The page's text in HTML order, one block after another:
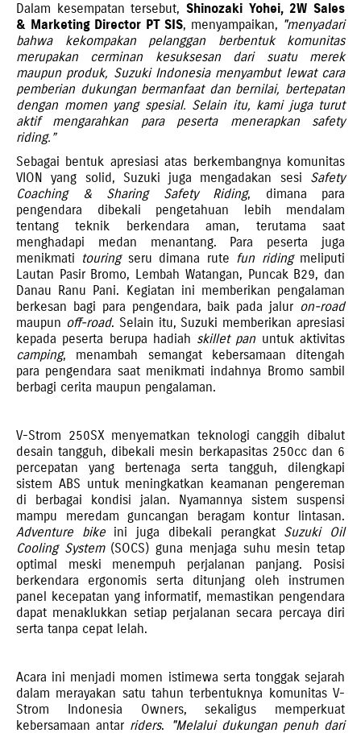
Dalam kesempatan tersebut, Shinozaki Yohei, 2W Sales
& Marketing Director PT SIS, menyampaikan, "menyadari
bahwa kekompakan pelanggan berbentuk komunitas
merupakan cerminan kesuksesan dari suatu merek
maupun produk, Suzuki Indonesia menyambut lewat cara
pemberian dukungan bermanfaat dan bernilai, bertepatan
dengan momen yang spesial. Selain itu, kami juga turut
aktif mengarahkan para peserta menerapkan safety
riding.”
Sebagai bentuk apresiasi atas berkembangnya komunitas
VION yang solid, Suzuki juga mengadakan sesi Safety
Coaching & Sharing Safety Riding, dimana para
pengendara dibekali pengetahuan lebih mendalam
tentang teknik berkendara aman, terutama saat
menghadapi medan menantang. Para peserta juga
menikmati touring seru dimana rute fun riding meliputi
Lautan Pasir Bromo, Lembah Watangan, Puncak B29, dan
Danau Ranu Pani. Kegiatan ini memberikan pengalaman
berkesan bagi para pengendara, baik pada jalur on-road
maupun off-road. Selain itu, Suzuki memberikan apresiasi
kepada peserta berupa hadiah skillet pan untuk aktivitas
camping, menambah semangat kebersamaan ditengah
para pengendara saat menikmati indahnya Bromo sambil
berbagi cerita maupun pengalaman.
V-Strom 250SX menyematkan teknologi canggih dibalut
desain tangguh, dibekali mesin berkapasitas 250cc dan 6
percepatan yang bertenaga serta tangguh, dilengkapi
sistem ABS untuk meningkatkan keamanan pengereman
di berbagai kondisi jalan. Nyamannya sistem suspensi
mampu meredam guncangan beragam kontur lintasan.
Adventure bikeini juga dibekali perangkat Suzuki Oil
Cooling System(SOCS) guna menjaga suhu mesin tetap
optimal meski menempuh perjalanan panjang. Posisi
berkendara ergonomis serta ditunjang oleh instrumen
panel kecepatan yang informatif, memastikan pengendara
dapat menaklukkan setiap perjalanan secara percaya diri
serta tanpa cepat lelah.
Acara ini menjadi momen istimewa serta tonggak sejarah
dalam merayakan satu tahun terbentuknya komunitas V-
Strom Indonesia Owners, sekaligus memperkuat
kebersamaan antar riders. "Melalui dukungan penuh dari